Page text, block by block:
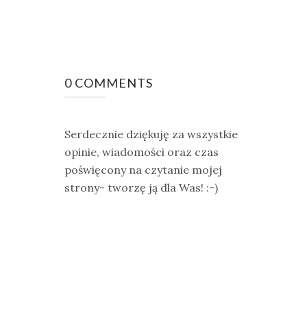
0 COMMENTS
Serdecznie dziękuję za wszystkie
opinie, wiadomości oraz czas
poświęcony na czytanie mojej
strony- tworzę ją dla Was! :-)